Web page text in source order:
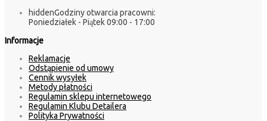
hiddenGodziny otwarcia pracowni:
Poniedziałek - Piątek 09:00 - 17:00
Informacje
Reklamacje
Odstąpienie od umowy
Cennik wysyłek
Metody płatności
Regulamin sklepu internetowego
Regulamin Klubu Detailera
Polityka Prywatności